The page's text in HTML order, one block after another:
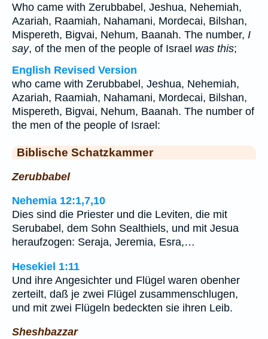
Who came with Zerubbabel, Jeshua, Nehemiah,
Azariah, Raamiah, Nahamani, Mordecai, Bilshan,
Mispereth, Bigvai, Nehum, Baanah. The number, I
say, of the men of the people of Israel was this;
English Revised Version
who came with Zerubbabel, Jeshua, Nehemiah,
Azariah, Raamiah, Nahamani, Mordecai, Bilshan,
Mispereth, Bigvai, Nehum, Baanah. The number of
the men of the people of Israel:
Biblische Schatzkammer
Zerubbabel
Nehemia 12:1,7,10
Dies sind die Priester und die Leviten, die mit
Serubabel, dem Sohn Sealthiels, und mit Jesua
heraufzogen: Seraja, Jeremia, Esra,…
Hesekiel 1:11
Und ihre Angesichter und Flügel waren obenher
zerteilt, daß je zwei Flügel zusammenschlugen,
und mit zwei Flügeln bedeckten sie ihren Leib.
Sheshbazzar